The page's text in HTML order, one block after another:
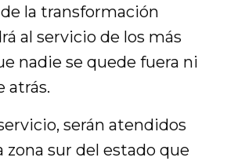
la transformación
al servicio de los más
nadie se quede fuera ni
atrás.
serán atendidos
zona sur del estado que